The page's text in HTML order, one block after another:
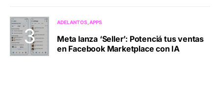
ADELANTOS APPS
Meta lanza ‘Seller’: Potenciá tus ventas
en Facebook Marketplace con IA